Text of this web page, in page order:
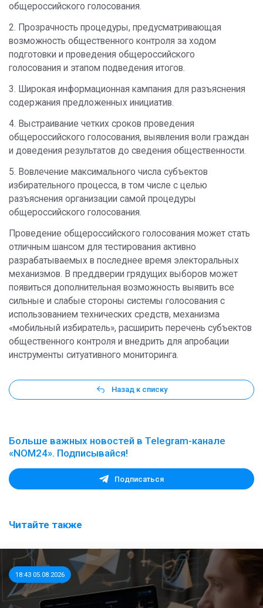
общероссийского голосования.
2. Прозрачность процедуры, предусматривающая
возможность общественного контроля за ходом
подготовки и проведения общероссийского
голосования и этапом подведения итогов.
3. Широкая информационная кампания для разъяснения
содержания предложенных инициатив.
4. Выстраивание четких сроков проведения
общероссийского голосования, выявления воли граждан
и доведения результатов до сведения общественности.
5. Вовлечение максимального числа субъектов
избирательного процесса, в том числе с целью
разъяснения организации самой процедуры
общероссийского голосования.
Проведение общероссийского голосования может стать
отличным шансом для тестирования активно
разрабатываемых в последнее время электоральных
механизмов. В преддверии грядущих выборов может
появиться дополнительная возможность выявить все
сильные и слабые стороны системы голосования с
использованием технических средств, механизма
«мобильный избиратель», расширить перечень субъектов
общественного контроля и внедрить для апробации
инструменты ситуативного мониторинга.
Назад к списку
Больше важных новостей в Telegram-канале
«NOM24». Подписывайся!
Подписаться
Читайте также
18:43 05.08.2026